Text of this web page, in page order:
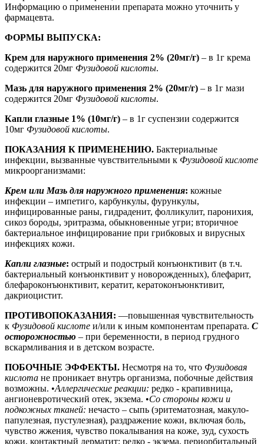
Информацию о применении препарата можно уточнить у
фармацевта.
ФОРМЫ ВЫПУСКА:
Крем для наружного применения 2% (20мг/г) – в 1г крема
содержится 20мг Фузидовой кислоты.
Мазь для наружного применения 2% (20мг/г) – в 1г мази
содержится 20мг Фузидовой кислоты.
Капли глазные 1% (10мг/г) – в 1г суспензии содержится
10мг Фузидовой кислоты.
ПОКАЗАНИЯ К ПРИМЕНЕНИЮ. Бактериальные
инфекции, вызванные чувствительными к Фузидовой кислоте
микроорганизмами:
Крем или Мазь для наружного применения: кожные
инфекции – импетиго, карбункулы, фурункулы,
инфицированные раны, гидраденит, фолликулит, паронихия,
сикоз бороды, эритразма, обыкновенные угри; вторичное
бактериальное инфицирование при грибковых и вирусных
инфекциях кожи.
Капли глазные: острый и подострый конъюнктивит (в т.ч.
бактериальный конъюнктивит у новорожденных), блефарит,
блефароконъюнктивит, кератит, кератоконъюнктивит,
дакриоцистит.
ПРОТИВОПОКАЗАНИЯ: —повышенная чувствительность
к Фузидовой кислоте и/или к иным компонентам препарата. С
осторожностью – при беременности, в период грудного
вскармливания и в детском возрасте.
ПОБОЧНЫЕ ЭФФЕКТЫ. Несмотря на то, что Фузидовая
кислота не проникает внутрь организма, побочные действия
возможны. •Аллергические реакции: редко - крапивница,
ангионевротический отек, экзема. •Со стороны кожи и
подкожных тканей: нечасто – сыпь (эритематозная, макуло-
папулезная, пустулезная), раздражение кожи, включая боль,
чувство жжения, чувство покалывания на коже, зуд, сухость
кожи, контактный дерматит; редко - экзема, периорбитальный